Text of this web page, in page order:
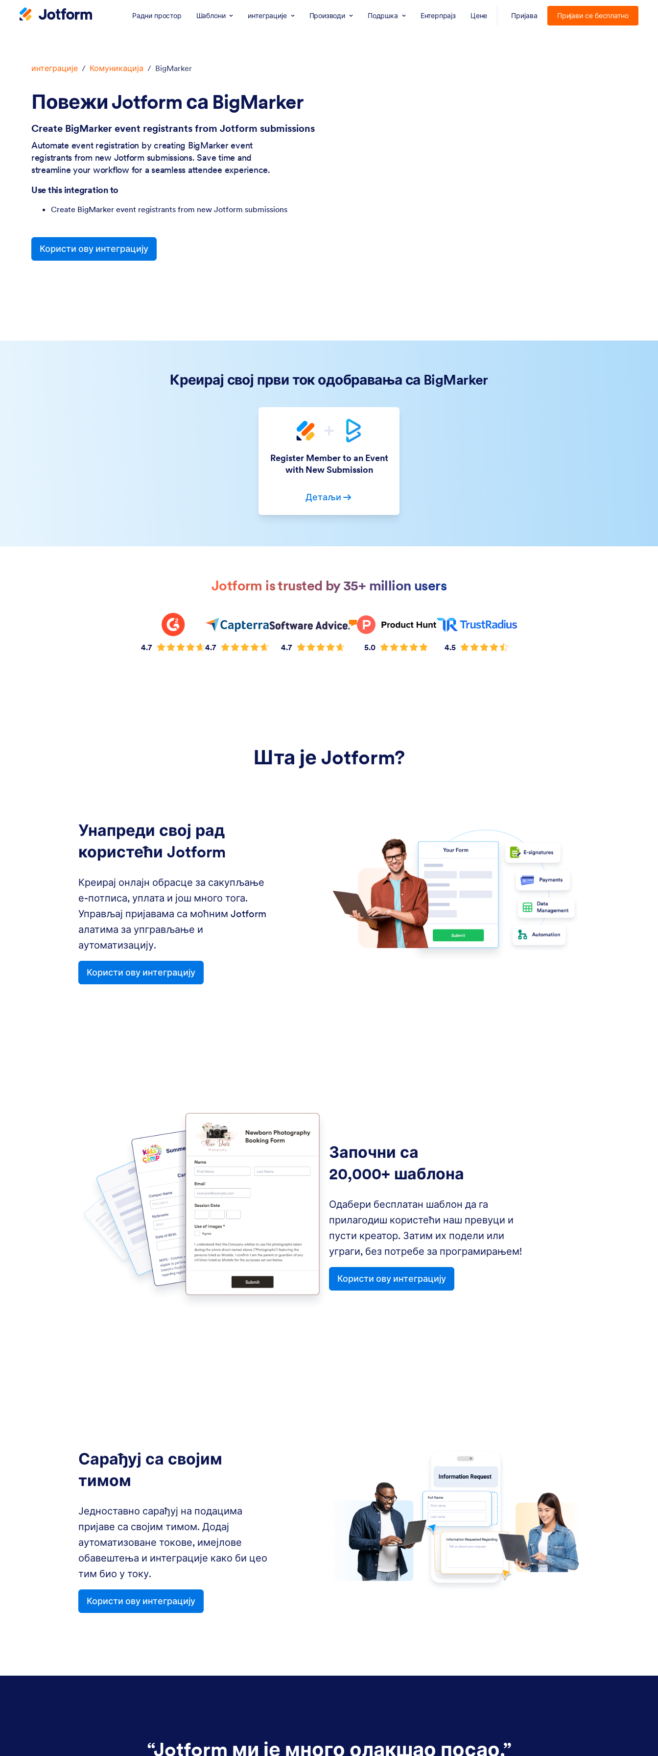
Радни простор Шаблони интеграције Производи Подршка Ентерпрајз Цене Пријава Пријави се бесплатно
интеграције / Комуникација / BigMarker
Повежи Jotform са BigMarker
Create BigMarker event registrants from Jotform submissions
Automate event registration by creating BigMarker event
registrants from new Jotform submissions. Save time and
streamline your workflow for a seamless attendee experience.
Use this integration to
Create BigMarker event registrants from new Jotform submissions
Користи ову интеграцију
Креирај свој први ток одобравања са BigMarker
Register Member to an Event
with New Submission
Детаљи
Jotform is trusted by 35+ million users
4.7 4.7 4.7 5.0 4.5
Шта је Jotform?
Унапреди свој рад
користећи Jotform
Креирај онлајн обрасце за сакупљање
е-потписа, уплата и још много тога.
Управљај пријавама са моћним Jotform
алатима за упгрављање и
аутоматизацију.
Користи ову интеграцију
Започни са
20,000+ шаблона
Одабери бесплатан шаблон да га
прилагодиш користећи наш превуци и
пусти креатор. Затим их подели или
уграги, без потребе за програмирањем!
Користи ову интеграцију
Сарађуј са својим
тимом
Једноставно сарађуј на подацима
пријаве са својим тимом. Додај
аутоматизоване токове, имејлове
обавештења и интеграције како би цео
тим био у току.
Користи ову интеграцију
“Jotform ми је много олакшао посао.”